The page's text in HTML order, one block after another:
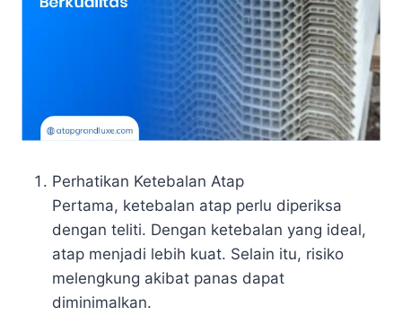
Perhatikan Ketebalan Atap
Pertama, ketebalan atap perlu diperiksa
dengan teliti. Dengan ketebalan yang ideal,
atap menjadi lebih kuat. Selain itu, risiko
melengkung akibat panas dapat
diminimalkan.